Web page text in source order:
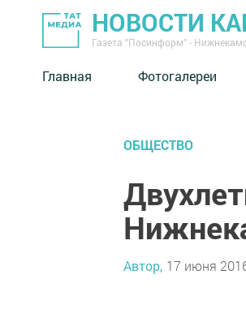
НОВОСТИ
Газета "Посинформ" -
Главная Фотогалереи
ОБЩЕСТВО
Автор, 17 июня